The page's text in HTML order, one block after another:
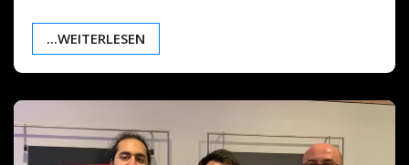
...WEITERLESEN